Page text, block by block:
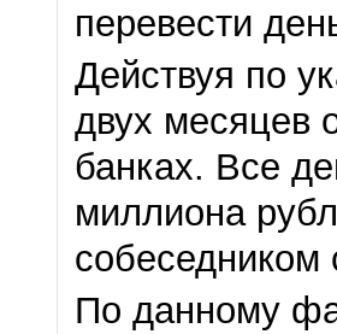
перевести
Действуя по
двух месяцев
банках. Все
миллиона
собеседником
По данному